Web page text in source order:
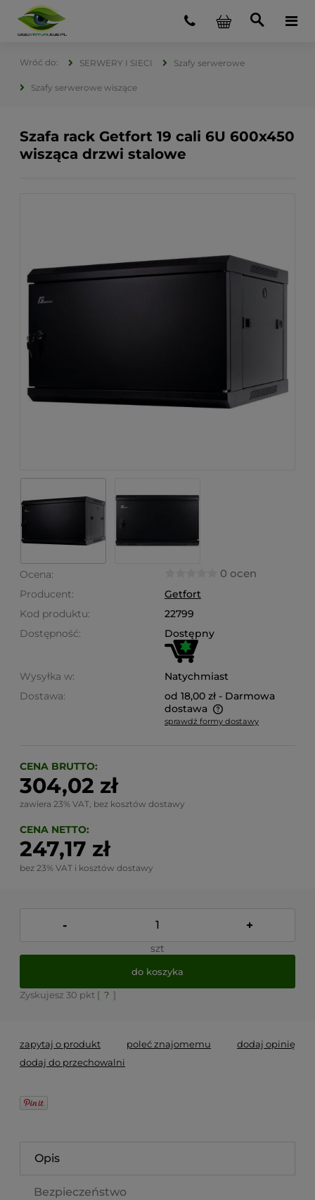
SERWERY I SIECI Szafy serwerowe
Szafy serwerowe wiszące
Szafa rack Getfort 19 cali 6U 600x450
wisząca drzwi stalowe
Ocena: 0 ocen
Producent:
Getfort
Kod produktu:
22799
Dostępność:
Dostępny
Wysyłka w:
Natychmiast
Dostawa:
od 18,00 zł - Darmowa
dostawa
Cena nie zawiera ewentualnych kosztów płatności
sprawdź formy dostawy
CENA BRUTTO:
304,02 zł
zawiera 23% VAT, bez kosztów dostawy
CENA NETTO:
247,17 zł
bez 23% VAT i kosztów dostawy
- +
szt
do koszyka
Zyskujesz 30 pkt [ ? ]
zapytaj o produkt poleć znajomemu
dodaj opinię
dodaj do przechowalni
Opis
Bezpieczeństwo